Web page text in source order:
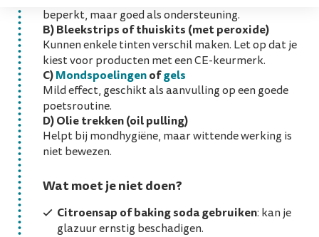
beperkt, maar goed als ondersteuning.
B)Bleekstrips of thuiskits (met peroxide)
Kunnen enkele tinten verschil maken. Let op dat je
kiest voor producten met een CE-keurmerk.
C)Mondspoelingenofgels
Mild effect, geschikt als aanvulling op een goede
poetsroutine.
D)Olie trekken (oil pulling)
Helpt bij mondhygiëne, maar wittende werking is
niet bewezen.
Wat moet jenietdoen?
Citroensap of baking soda gebruiken: kan je
glazuur ernstig beschadigen.